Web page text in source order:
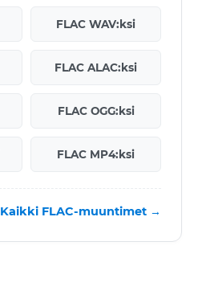
FLAC WAV:ksi
FLAC ALAC:ksi
FLAC OGG:ksi
FLAC MP4:ksi
Kaikki FLAC-muuntimet →